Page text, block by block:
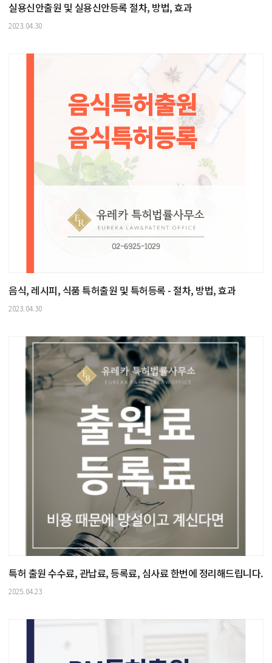
실용신안출원 및 실용신안등록 절차, 방법, 효과
2023.04.30
음식, 레시피, 식품 특허출원 및 특허등록 - 절차, 방법, 효과
2023.04.30
특허 출원 수수료, 관납료, 등록료, 심사료 한번에 정리해드립니다.
2025.04.23